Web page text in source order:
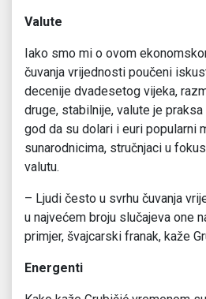
Valute
Iako smo mi o ovom
čuvanja vrijednosti poučeni
decenije dvadesetog vijeka,
druge, stabilnije, valute je
god da su dolari i euri popularni
sunarodnicima, stručnjaci u
valutu.
– Ljudi često u svrhu čuvanja
u najvećem broju slučajeva one
primjer, švajcarski franak, kaže
Energenti